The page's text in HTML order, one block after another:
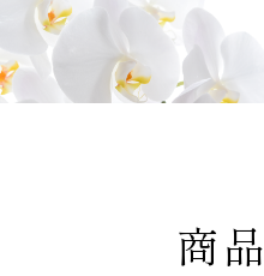
商